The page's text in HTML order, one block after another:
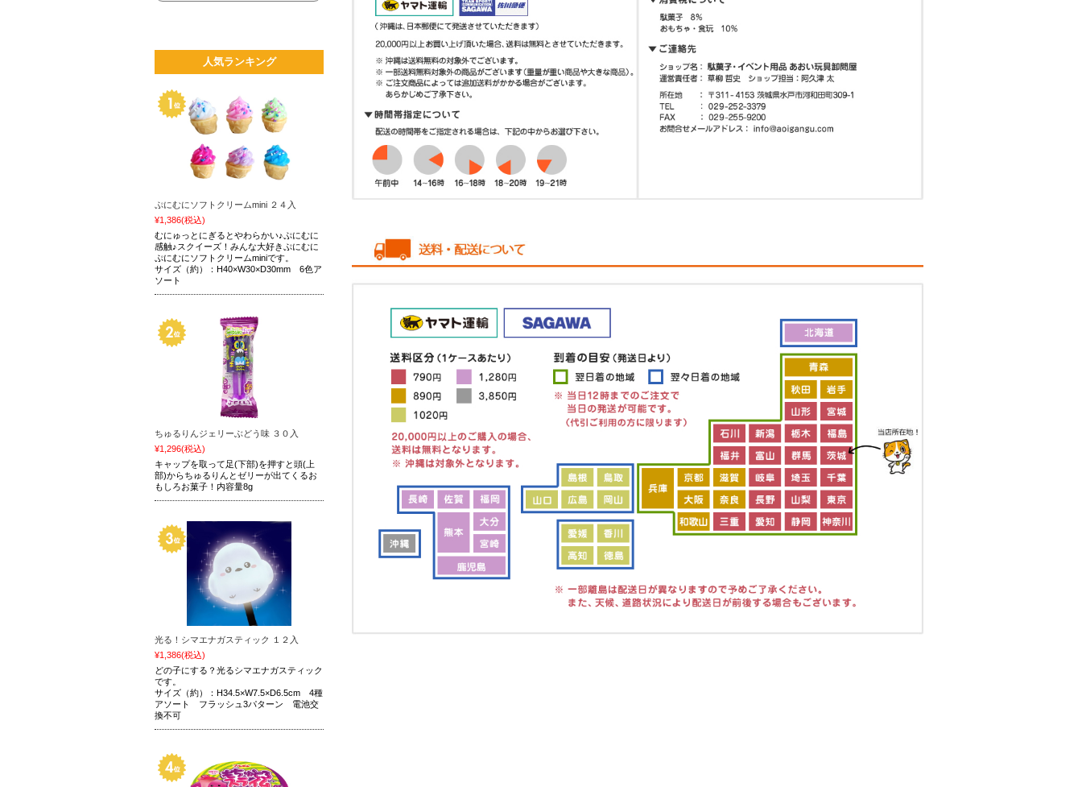
人気ランキング
ぷにむにソフトクリームmini ２４入
¥1,386(税込)
むにゅっとにぎるとやわらかい♪ぷにむに
感触♪スクイーズ！みんな大好きぷにむに
ぷにむにソフトクリームminiです。
サイズ（約）：H40×W30×D30mm 6色ア
ソート
ちゅるりんジェリーぶどう味 ３０入
¥1,296(税込)
キャップを取って足(下部)を押すと頭(上
部)からちゅるりんとゼリーが出てくるお
もしろお菓子！内容量8g
光る！シマエナガスティック １２入
¥1,386(税込)
どの子にする？光るシマエナガスティック
です。
サイズ（約）：H34.5×W7.5×D6.5cm 4種
アソート フラッシュ3パターン 電池交
換不可